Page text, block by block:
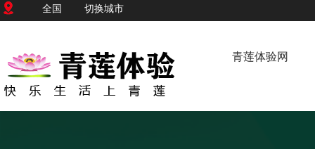
全国 切换城市
青莲体验网